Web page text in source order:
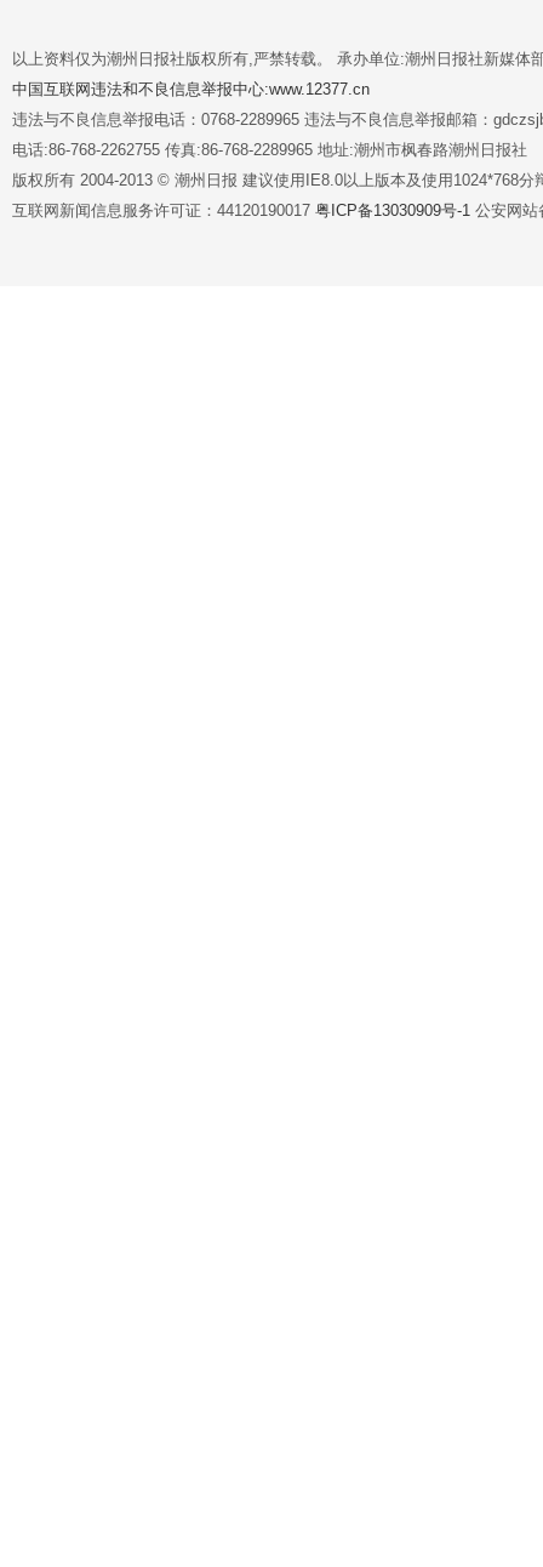
以上资料仅为潮州日报社版权所有,严禁转载。 承办单位:潮州日报社新媒体
中国互联网违法和不良信息举报中心:www.12377.cn
违法与不良信息举报电话：0768-2289965 违法与不良信息举报邮箱：
电话:86-768-2262755 传真:86-768-2289965 地址:潮州市枫春路潮州日报社
版权所有 2004-2013 © 潮州日报 建议使用IE8.0以上版本及使用1024*768分
互联网新闻信息服务许可证：44120190017 粤ICP备13030909号-1 公安网站